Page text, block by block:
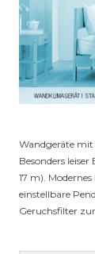
Wandgeräte
Besonders
17 m).
einstellbare
Geruchsfilter